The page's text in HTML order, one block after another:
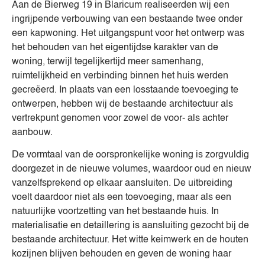
Aan de Bierweg 19 in Blaricum realiseerden wij een
ingrijpende verbouwing van een bestaande twee onder
een kapwoning. Het uitgangspunt voor het ontwerp was
het behouden van het eigentijdse karakter van de
woning, terwijl tegelijkertijd meer samenhang,
ruimtelijkheid en verbinding binnen het huis werden
gecreëerd. In plaats van een losstaande toevoeging te
ontwerpen, hebben wij de bestaande architectuur als
vertrekpunt genomen voor zowel de voor- als achter
aanbouw.
De vormtaal van de oorspronkelijke woning is zorgvuldig
doorgezet in de nieuwe volumes, waardoor oud en nieuw
vanzelfsprekend op elkaar aansluiten. De uitbreiding
voelt daardoor niet als een toevoeging, maar als een
natuurlijke voortzetting van het bestaande huis. In
materialisatie en detaillering is aansluiting gezocht bij de
bestaande architectuur. Het witte keimwerk en de houten
kozijnen blijven behouden en geven de woning haar